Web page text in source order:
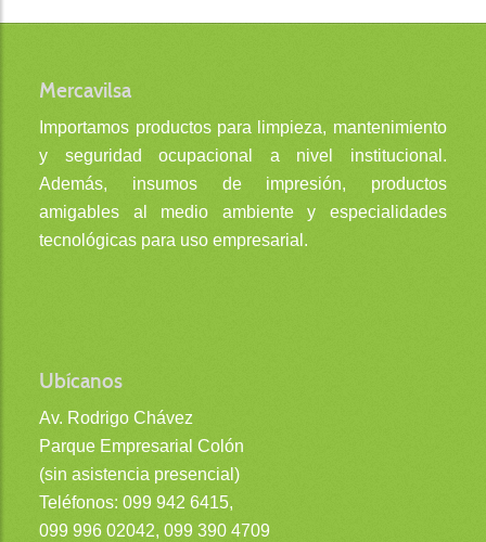
Mercavilsa
Importamos productos para limpieza, mantenimiento
y seguridad ocupacional a nivel institucional.
Además, insumos de impresión, productos
amigables al medio ambiente y especialidades
tecnológicas para uso empresarial.
Ubícanos
Av. Rodrigo Chávez
Parque Empresarial Colón
(sin asistencia presencial)
Teléfonos: 099 942 6415,
099 996 02042, 099 390 4709